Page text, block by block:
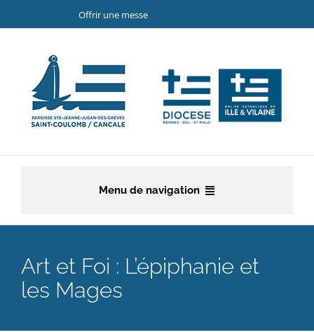
au
Offrir une messe
Menu de navigation
La paroisse
Etapes de la vie chrétienne
Art et Foi : L’épiphanie et
les Mages